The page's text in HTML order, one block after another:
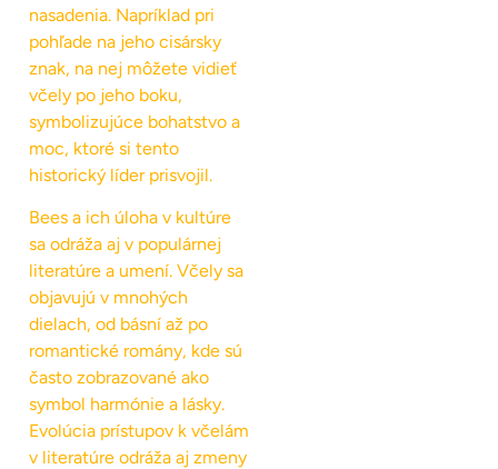
nasadenia. Napríklad pri
pohľade na jeho cisársky
znak, na nej môžete vidieť
včely po jeho boku,
symbolizujúce bohatstvo a
moc, ktoré si tento
historický líder prisvojil.
Bees a ich úloha v kultúre
sa odráža aj v populárnej
literatúre a umení. Včely sa
objavujú v mnohých
dielach, od básní až po
romantické romány, kde sú
často zobrazované ako
symbol harmónie a lásky.
Evolúcia prístupov k včelám
v literatúre odráža aj zmeny